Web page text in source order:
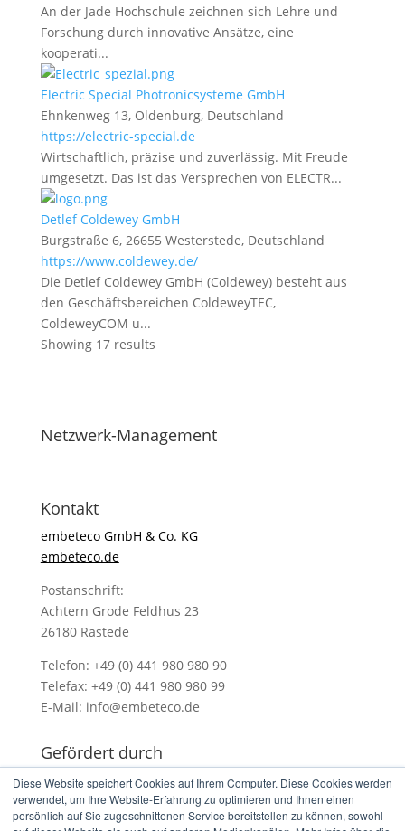
Diese Website speichert Cookies auf Ihrem Computer. Diese Cookies werden
verwendet, um Ihre Website-Erfahrung zu optimieren und Ihnen einen
persönlich auf Sie zugeschnittenen Service bereitstellen zu können, sowohl
An der Jade Hochschule zeichnen sich Lehre und
Forschung durch innovative Ansätze, eine
kooperati...
Electric Special Photronicsysteme GmbH
Ehnkenweg 13, Oldenburg, Deutschland
https://electric-special.de
Wirtschaftlich, präzise und zuverlässig. Mit Freude
umgesetzt. Das ist das Versprechen von ELECTR...
Detlef Coldewey GmbH
Burgstraße 6, 26655 Westerstede, Deutschland
https://www.coldewey.de/
Die Detlef Coldewey GmbH (Coldewey) besteht aus
den Geschäftsbereichen ColdeweyTEC,
ColdeweyCOM u...
Showing 17 results
Netzwerk-Management
Kontakt
embeteco GmbH & Co. KG
embeteco.de
Postanschrift:
Achtern Grode Feldhus 23
26180 Rastede
Telefon: +49 (0) 441 980 980 90
Telefax: +49 (0) 441 980 980 99
E-Mail: info@embeteco.de
Gefördert durch